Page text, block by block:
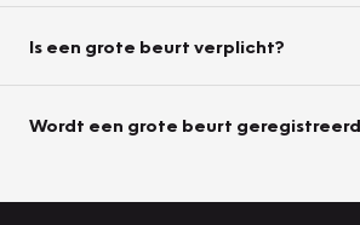
Is een grote beurt verplicht?
Wordt een grote beurt